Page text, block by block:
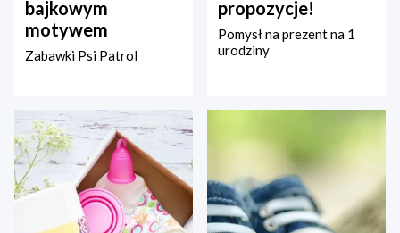
bajkowym
motywem
Zabawki Psi Patrol
propozycje!
Pomysł na prezent na 1
urodziny